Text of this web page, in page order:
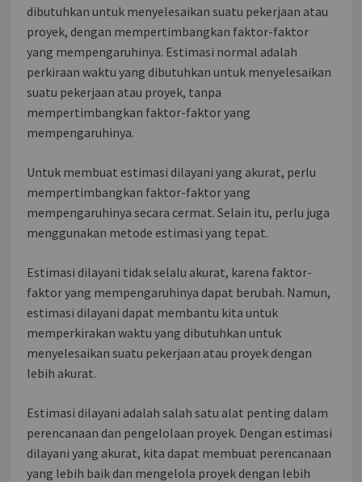
dibutuhkan untuk menyelesaikan suatu pekerjaan atau
proyek, dengan mempertimbangkan faktor-faktor
yang mempengaruhinya. Estimasi normal adalah
perkiraan waktu yang dibutuhkan untuk menyelesaikan
suatu pekerjaan atau proyek, tanpa
mempertimbangkan faktor-faktor yang
mempengaruhinya.
Untuk membuat estimasi dilayani yang akurat, perlu
mempertimbangkan faktor-faktor yang
mempengaruhinya secara cermat. Selain itu, perlu juga
menggunakan metode estimasi yang tepat.
Estimasi dilayani tidak selalu akurat, karena faktor-
faktor yang mempengaruhinya dapat berubah. Namun,
estimasi dilayani dapat membantu kita untuk
memperkirakan waktu yang dibutuhkan untuk
menyelesaikan suatu pekerjaan atau proyek dengan
lebih akurat.
Estimasi dilayani adalah salah satu alat penting dalam
perencanaan dan pengelolaan proyek. Dengan estimasi
dilayani yang akurat, kita dapat membuat perencanaan
yang lebih baik dan mengelola proyek dengan lebih